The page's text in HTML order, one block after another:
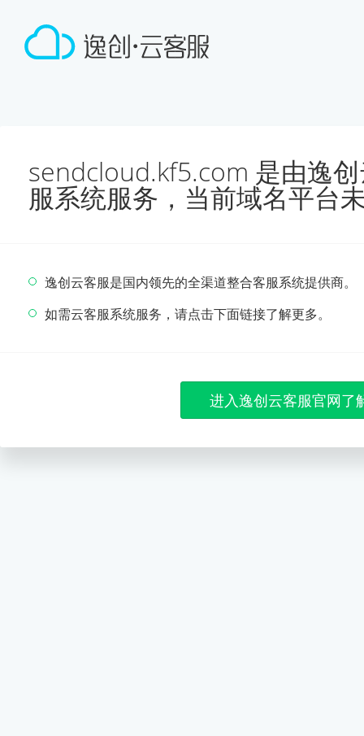
sendcloud.kf5.com 是由逸
服系统服务，当前域名平台
逸创云客服是国内领先的全渠道整合客服系统提供商。
如需云客服系统服务，请点击下面链接了解更多。
进入逸创云客服官网了